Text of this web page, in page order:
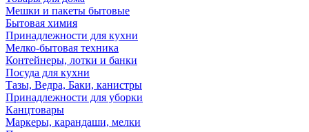
Мешки и пакеты бытовые
Бытовая химия
Принадлежности для кухни
Мелко-бытовая техника
Контейнеры, лотки и банки
Посуда для кухни
Тазы, Ведра, Баки, канистры
Принадлежности для уборки
Канцтовары
Маркеры, карандаши, мелки